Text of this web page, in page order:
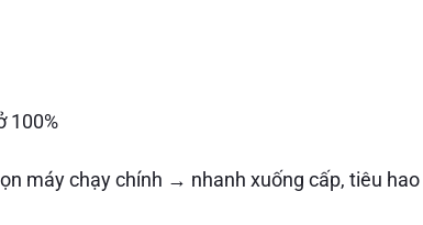
100%
máy chạy chính → nhanh xuống cấp, tiêu